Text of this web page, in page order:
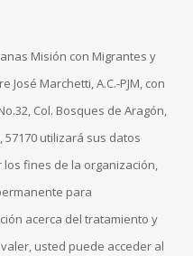
Misión con Migrantes y
José Marchetti, A.C.-PJM, con
Col. Bosques de Aragón,
57170 utilizará sus datos
fines de la organización,
para
acerca del tratamiento y
usted puede acceder al